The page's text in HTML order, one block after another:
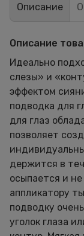
Описание
Описание
Идеально
слезы» и
эффектом
подводка для
для глаз
позволяет
держится в
осыпается и
аппликатору
подводку
уголок глаза